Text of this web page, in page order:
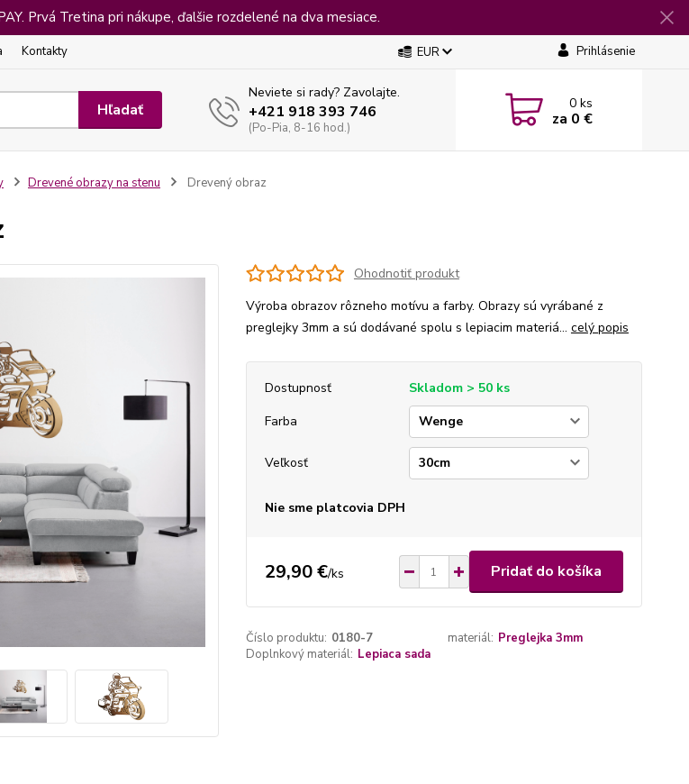
Prvá Tretina pri nákupe, ďalšie rozdelené na dva mesiace.
Kontakty EUR Prihlásenie
Hľadať
Neviete si rady? Zavolajte.
+421 918 393 746
(Po-Pia, 8-16 hod.)
0ks
za 0 €
Drevené obrazy na stenu Drevený obraz
Ohodnotiť produkt
Výroba obrazov rôzneho motívu a farby. Obrazy sú vyrábané z
preglejky 3mm a sú dodávané spolu s lepiacim materiá... celý popis
Dostupnosť
Skladom > 50 ks
Farba
Veľkosť
Nie sme platcovia DPH
29,90 €/ks Pridať do košíka
Číslo produktu: 0180-7 materiál: Preglejka 3mm
Doplnkový materiál: Lepiaca sada